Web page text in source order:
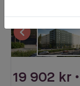
'
19 902 kr